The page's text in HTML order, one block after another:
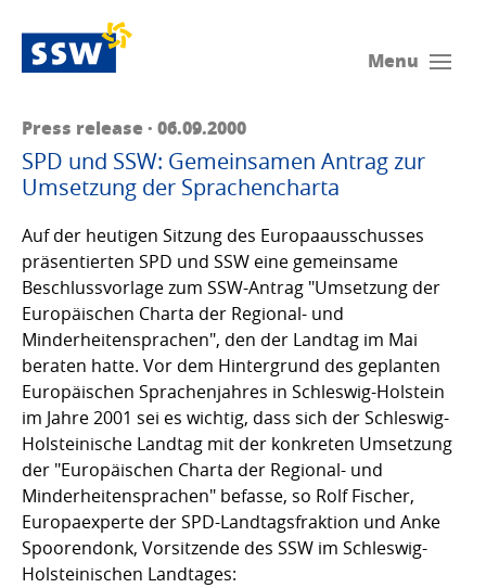
Menu
Press release · 06.09.2000
SPD und SSW: Gemeinsamen Antrag zur
Umsetzung der Sprachencharta
Auf der heutigen Sitzung des Europaausschusses
präsentierten SPD und SSW eine gemeinsame
Beschlussvorlage zum SSW-Antrag "Umsetzung der
Europäischen Charta der Regional- und
Minderheitensprachen", den der Landtag im Mai
beraten hatte. Vor dem Hintergrund des geplanten
Europäischen Sprachenjahres in Schleswig-Holstein
im Jahre 2001 sei es wichtig, dass sich der Schleswig-
Holsteinische Landtag mit der konkreten Umsetzung
der "Europäischen Charta der Regional- und
Minderheitensprachen" befasse, so Rolf Fischer,
Europaexperte der SPD-Landtagsfraktion und Anke
Spoorendonk, Vorsitzende des SSW im Schleswig-
Holsteinischen Landtages: